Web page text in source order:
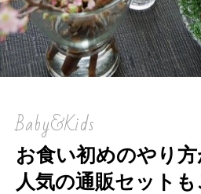
Baby&Kids
お食い初めのやり方
人気の通販セット